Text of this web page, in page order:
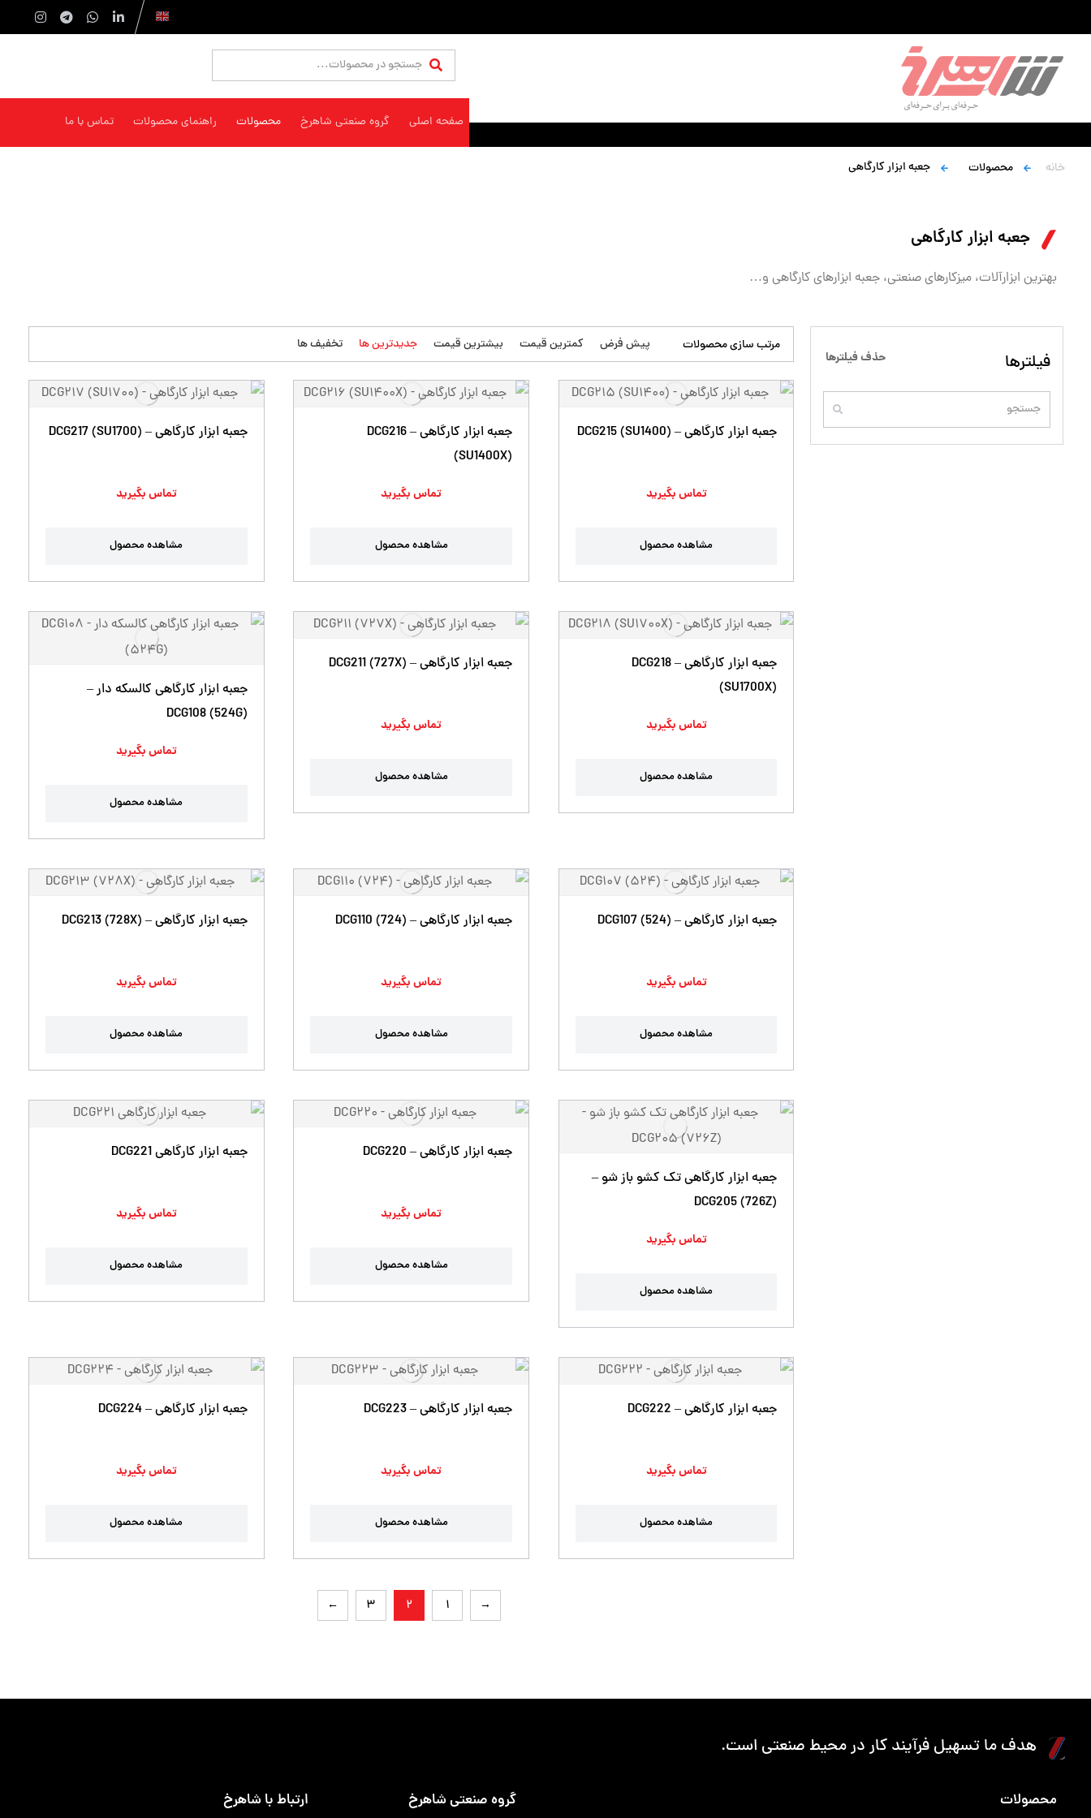
صفحه اصلی گروه صنعتی شاهرخ محصولات راهنمای محصولات تماس با ما
خانه محصولات جعبه ابزار کارگاهی
جعبه ابزار کارگاهی
بهترین ابزارآلات، میزکارهای صنعتی، جعبه ابزارهای کارگاهی و…
مرتب سازی محصولات پیش فرض کمترین قیمت بیشترین قیمت جدیدترین ها تخفیف ها
جعبه ابزار کارگاهی – DCG215 (SU1400)
تماس بگیرید
مشاهده محصول
جعبه ابزار کارگاهی – DCG216
(SU1400X)
تماس بگیرید
مشاهده محصول
جعبه ابزار کارگاهی – DCG217 (SU1700)
تماس بگیرید
مشاهده محصول
جعبه ابزار کارگاهی – DCG218
(SU1700X)
تماس بگیرید
مشاهده محصول
جعبه ابزار کارگاهی – DCG211 (727X)
تماس بگیرید
مشاهده محصول
جعبه ابزار کارگاهی کالسکه دار –
DCG108 (524G)
تماس بگیرید
مشاهده محصول
جعبه ابزار کارگاهی – DCG107 (524)
تماس بگیرید
مشاهده محصول
جعبه ابزار کارگاهی – DCG110 (724)
تماس بگیرید
مشاهده محصول
جعبه ابزار کارگاهی – DCG213 (728X)
تماس بگیرید
مشاهده محصول
جعبه ابزار کارگاهی تک کشو باز شو –
DCG205 (726Z)
تماس بگیرید
مشاهده محصول
جعبه ابزار کارگاهی – DCG220
تماس بگیرید
مشاهده محصول
جعبه ابزار کارگاهی DCG221
تماس بگیرید
مشاهده محصول
جعبه ابزار کارگاهی – DCG222
تماس بگیرید
مشاهده محصول
جعبه ابزار کارگاهی – DCG223
تماس بگیرید
مشاهده محصول
جعبه ابزار کارگاهی – DCG224
تماس بگیرید
مشاهده محصول
→
1
2
3
←
حذف فیلترها فیلترها
هدف ما تسهیل فرآیند کار در محیط صنعتی است.
محصولات گروه صنعتی شاهرخ ارتباط با شاهرخ